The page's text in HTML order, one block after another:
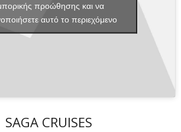
προώθησης και να
αυτό το περιεχόμενο
SAGA CRUISES